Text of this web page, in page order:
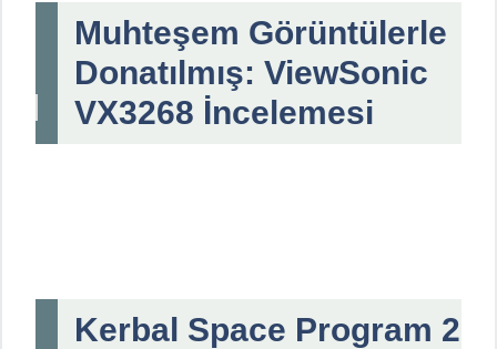
Muhteşem Görüntülerle
Donatılmış: ViewSonic
VX3268 İncelemesi
Kerbal Space Program 2